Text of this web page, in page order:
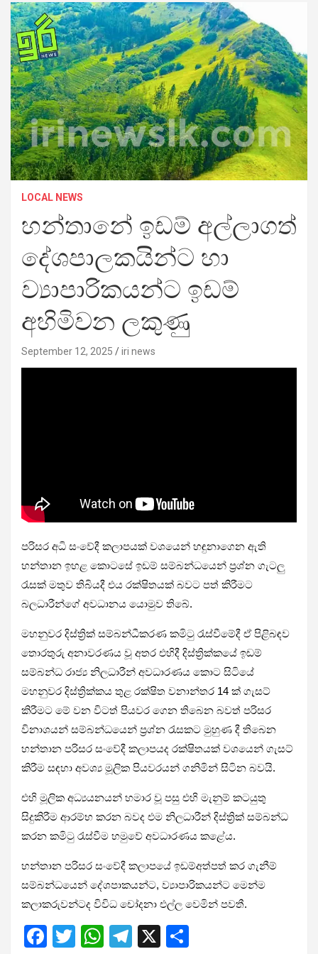
LOCAL NEWS
හන්තානේ ඉඩම් අල්ලාගත්
දේශපාලකයින්ට හා
ව්‍යාපාරිකයන්ට ඉඩම්
අහිමිවන ලකුණු
September 12, 2025 iri news
පරිසර අධි සංවේදී කලාපයක් වශයෙන් හඳුනාගෙන ඇති
හන්තාන ඉහළ කොටසේ ඉඩම් සම්බන්ධයෙන් ප්‍රශ්න ගැටලු
රැසක් මතුව තිබියදී එය රක්ෂිතයක් බවට පත් කිරීමට
බලධාරීන්ගේ අවධානය යොමුව තිබේ.
මහනුවර දිස්ත්‍රික් සම්බන්ධීකරණ කමිටු රැස්වීමේදී ඒ පිළිබඳව
තොරතුරු අනාවරණය වූ අතර එහිදී දිස්ත්‍රික්කයේ ඉඩම්
සම්බන්ධ රාජ්‍ය නිලධාරීන් අවධාරණය කොට සිටියේ
මහනුවර දිස්ත්‍රික්කය තුළ රක්ෂිත වනාන්තර 14 ක් ගැසට්
කිරීමට මේ වන විටත් පියවර ගෙන තිබෙන බවත් පරිසර
විනාශයන් සම්බන්ධයෙන් ප්‍රශ්න රැසකට මුහුණ දී තිබෙන
හන්තාන පරිසර සංවේදී කලාපයද රක්ෂිතයක් වශයෙන් ගැසට්
කිරීම සඳහා අවශ්‍ය මූලික පියවරයන් ගනිමින් සිටින බවයි.
එහි මූලික අධ්‍යයනයන් හමාර වූ පසු එහි මැනුම් කටයුතු
සිදුකිරීම ආරම්භ කරන බවද එම නිලධාරීන් දිස්ත්‍රික් සම්බන්ධ
කරන කමිටු රැස්වීම හමුවේ අවධාරණය කළේය.
හන්තාන පරිසර සංවේදී කලාපයේ ඉඩම්අත්පත් කර ගැනීම්
සම්බන්ධයෙන් දේශපාකයන්ට, ව්‍යාපාරිකයන්ට මෙන්ම
කලාකරුවන්ටද විවිධ චෝදනා එල්ල වෙමින් පවතී.
F
T
W T
X